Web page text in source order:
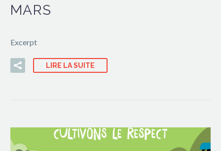
MARS
Excerpt
LIRE LA SUITE